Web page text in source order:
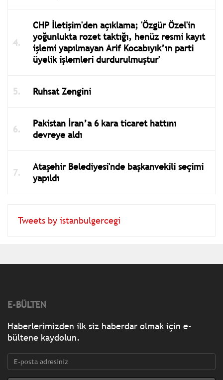
CHP İletişim'den açıklama; 'Özgür Özel'in
yoğunlukta rozet taktığı, henüz resmi kayıt
işlemi yapılmayan Arif Kocabıyık’ın parti
üyelik işlemleri durdurulmuştur'
Ruhsat Zengini
Pakistan İran’a 6 kara ticaret hattını
devreye aldı
Ataşehir Belediyesi'nde başkanvekili seçimi
yapıldı
Tweets by istanbulgercegi
E-BÜLTEN
Haberlerimizden ilk siz haberdar olmak için e-
bültene kaydolun.